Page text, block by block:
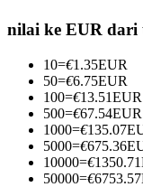
Menjadi
Nikmati
nilai ke EUR dari
10=€1.35EUR
50=€6.75EUR
100=€13.51EUR
500=€67.54EUR
1000=€135.07
5000=€675.36
10000=€1350.71
50000=€6753.57